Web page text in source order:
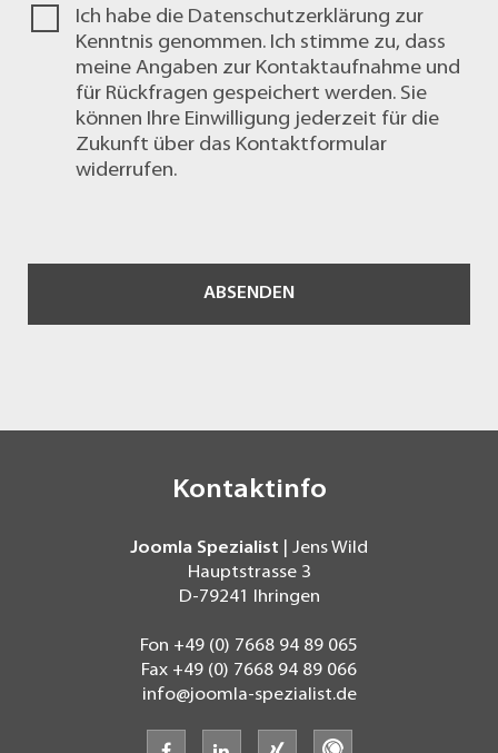
Ich habe die Datenschutzerklärung zur
Kenntnis genommen. Ich stimme zu, dass
meine Angaben zur Kontaktaufnahme und
für Rückfragen gespeichert werden. Sie
können Ihre Einwilligung jederzeit für die
Zukunft über das Kontaktformular
widerrufen.
ABSENDEN
Kontaktinfo
Joomla Spezialist | Jens Wild
Hauptstrasse 3
D-79241 Ihringen
Fon +49 (0) 7668 94 89 065
Fax +49 (0) 7668 94 89 066
info@joomla-spezialist.de
facebooklinkedin xing